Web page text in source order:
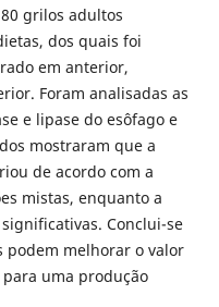
grilos adultos
dos quais foi
em anterior,
Foram analisadas as
e lipase do esôfago e
mostraram que a
de acordo com a
mistas, enquanto a
Conclui-se
podem melhorar o valor
uma produção